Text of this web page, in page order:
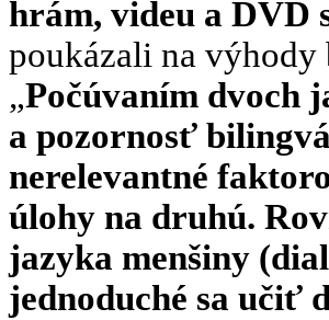
hrám, videu a DVD
poukázali na
„Počúvaním dvoch
a pozornosť
nerelevantné
úlohy na druhú.
jazyka menšiny
jednoduché sa učiť